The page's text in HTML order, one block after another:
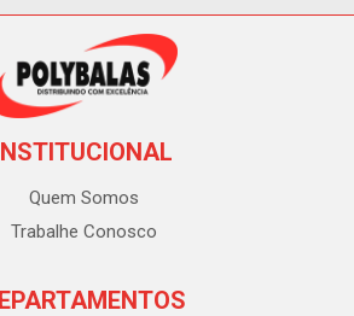
Quem Somos
Trabalhe Conosco